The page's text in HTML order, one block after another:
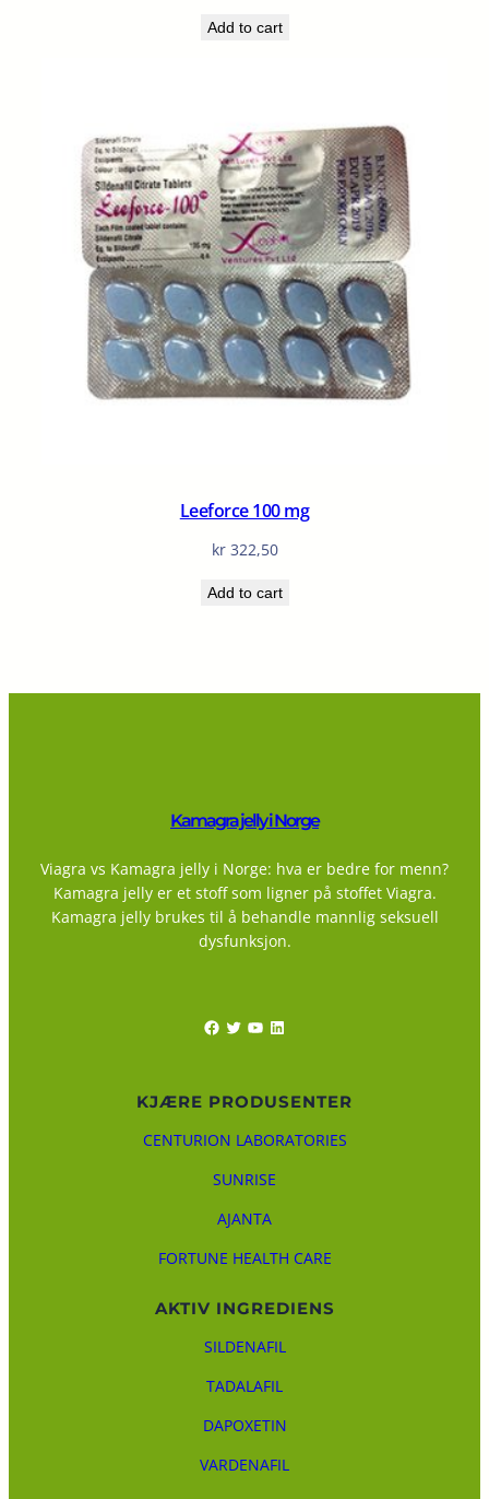
Add to cart
Leeforce 100 mg
kr322,50
Add to cart
Kamagra jelly i Norge
Viagra vs Kamagra jelly i Norge: hva er bedre for menn?
Kamagra jelly er et stoff som ligner på stoffet Viagra.
Kamagra jelly brukes til å behandle mannlig seksuell
dysfunksjon.
Facebook Twitter YouTube LinkedIn
KJÆRE PRODUSENTER
CENTURION LABORATORIES
SUNRISE
AJANTA
FORTUNE HEALTH CARE
AKTIV INGREDIENS
SILDENAFIL
TADALAFIL
DAPOXETIN
VARDENAFIL